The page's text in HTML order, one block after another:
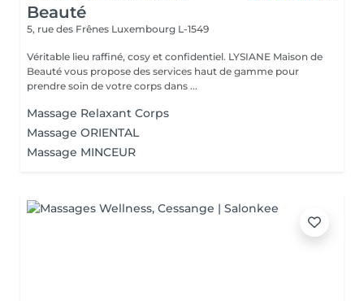
Beauté
5, rue des Frênes Luxembourg L-1549
Véritable lieu raffiné, cosy et confidentiel. LYSIANE Maison de
Beauté vous propose des services haut de gamme pour
prendre soin de votre corps dans ...
Massage Relaxant Corps
Massage ORIENTAL
Massage MINCEUR